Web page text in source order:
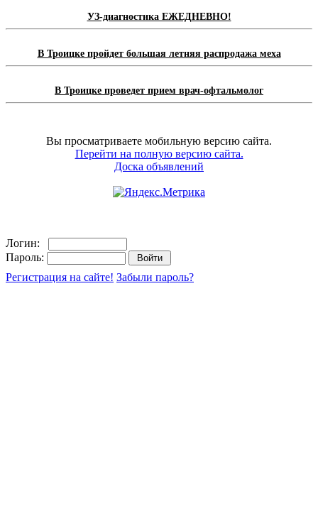
УЗ-диагностика ЕЖЕДНЕВНО!
В Троицке пройдет большая летняя распродажа меха
В Троицке проведет прием врач-офтальмолог
Вы просматриваете мобильную версию сайта.
Перейти на полную версию сайта.
Доска объявлений
Логин:
Пароль:
Регистрация на сайте! Забыли пароль?